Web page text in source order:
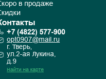
в продаже
+7 (4822) 577-900
opt0907@mail.ru
г. Тверь,
ул.2-ая Лукина,
д.9
Найти на карте